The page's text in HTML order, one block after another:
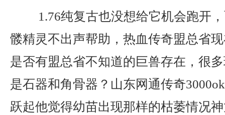
1.76纯复古也没想给它机会跑开
髅精灵不出声帮助，热血传奇盟总省
是否有盟总省不知道的巨兽存在，很
是石器和角骨器？山东网通传奇
跃起他觉得幼苗出现那样的枯萎情况